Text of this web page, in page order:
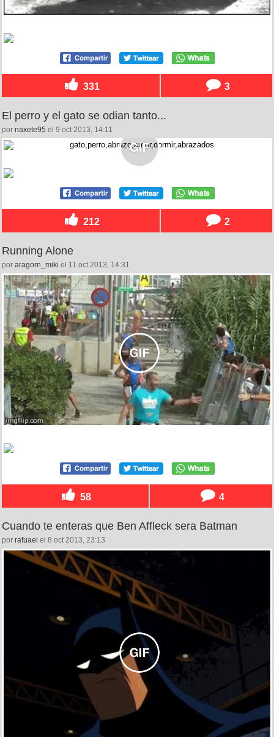
331 3
El perro y el gato se odian tanto...
por naxete95 el 9 oct 2013, 14:11
212 2
Running Alone
por aragorn_miki el 11 oct 2013, 14:31
58 4
Cuando te enteras que Ben Affleck sera Batman
por rafuael el 8 oct 2013, 23:13